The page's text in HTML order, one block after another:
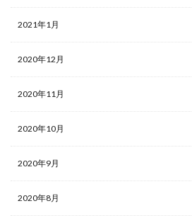
2021年1月
2020年12月
2020年11月
2020年10月
2020年9月
2020年8月